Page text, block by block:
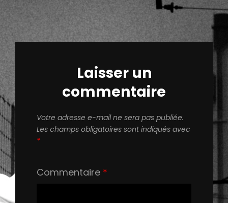
Laisser un
commentaire
Votre adresse e-mail ne sera pas publiée.
Les champs obligatoires sont indiqués avec
*
Commentaire *